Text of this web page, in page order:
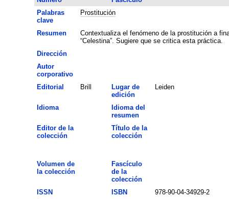
Palabras
clave
Prostitución
Resumen
Contextualiza el fenómeno de la prostitución a
“Celestina”. Sugiere que se critica esta práctica.
Dirección
Autor
corporativo
Editorial
Brill
Lugar de
edición
Leiden
Idioma
Idioma del
resumen
Editor de la
colección
Título de la
colección
Volumen de
la colección
Fascículo
de la
colección
ISSN
ISBN
978-90-04-34929-2